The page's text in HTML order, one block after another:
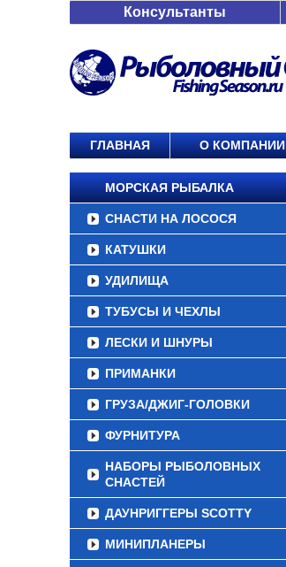
Консультанты
ГЛАВНАЯ О КОМПАНИИ
МОРСКАЯ РЫБАЛКА
СНАСТИ НА ЛОСОСЯ
КАТУШКИ
УДИЛИЩА
ТУБУСЫ И ЧЕХЛЫ
ЛЕСКИ И ШНУРЫ
ПРИМАНКИ
ГРУЗА/ДЖИГ-ГОЛОВКИ
ФУРНИТУРА
НАБОРЫ РЫБОЛОВНЫХ
СНАСТЕЙ
ДАУНРИГГЕРЫ SCOTTY
МИНИПЛАНЕРЫ